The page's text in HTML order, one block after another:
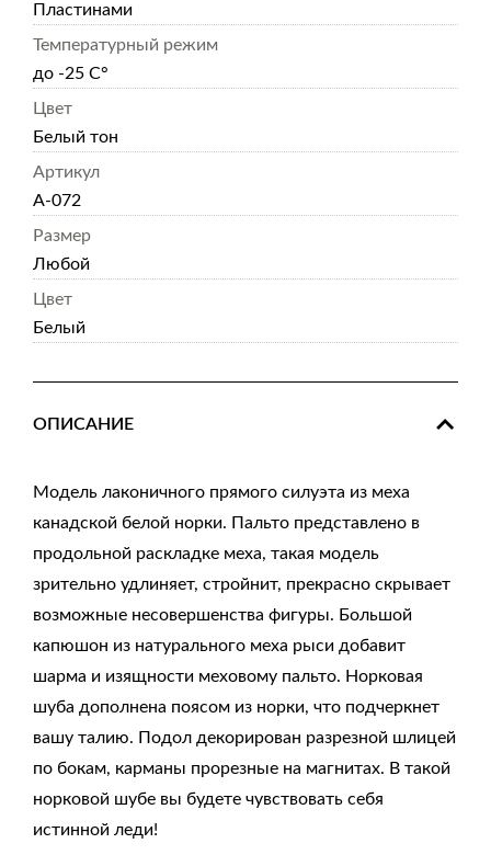
Пластинами
Температурный режим
до -25 С°
Цвет
Белый тон
Артикул
А-072
Размер
Любой
Цвет
Белый
ОПИСАНИЕ
Модель лаконичного прямого силуэта из меха
канадской белой норки. Пальто представлено в
продольной раскладке меха, такая модель
зрительно удлиняет, стройнит, прекрасно скрывает
возможные несовершенства фигуры. Большой
капюшон из натурального меха рыси добавит
шарма и изящности меховому пальто. Норковая
шуба дополнена поясом из норки, что подчеркнет
вашу талию. Подол декорирован разрезной шлицей
по бокам, карманы прорезные на магнитах. В такой
норковой шубе вы будете чувствовать себя
истинной леди!